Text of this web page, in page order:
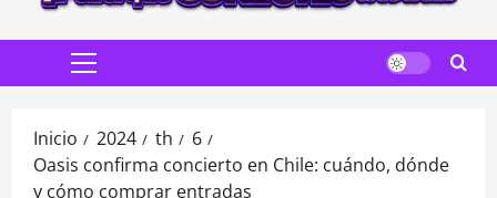
Menú
Inicio 2024 th
6
Oasis confirma concierto en Chile: cuándo, dónde
y cómo comprar entradas